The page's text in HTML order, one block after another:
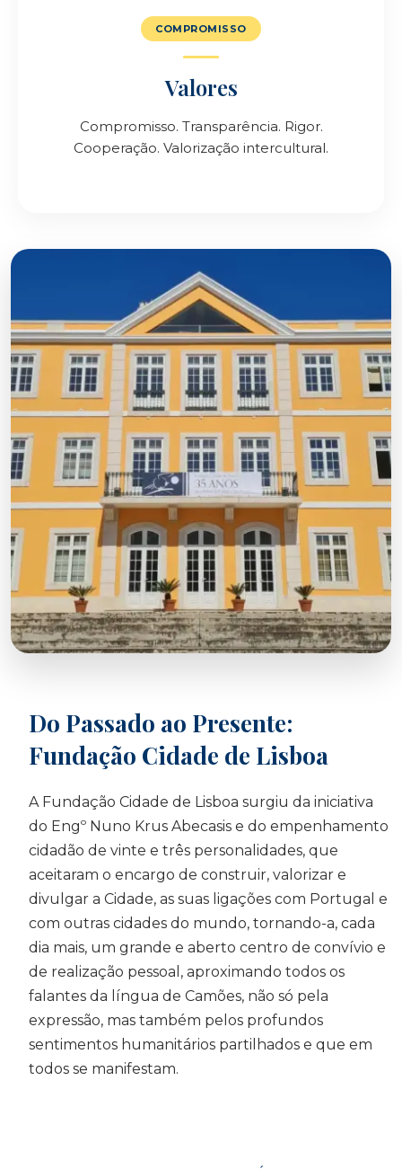
COMPROMISSO
Valores
Compromisso. Transparência. Rigor.
Cooperação. Valorização intercultural.
Do Passado ao Presente:
Fundação Cidade de Lisboa
A Fundação Cidade de Lisboa surgiu da iniciativa
do Engº Nuno Krus Abecasis e do empenhamento
cidadão de vinte e três personalidades, que
aceitaram o encargo de construir, valorizar e
divulgar a Cidade, as suas ligações com Portugal e
com outras cidades do mundo, tornando-a, cada
dia mais, um grande e aberto centro de convívio e
de realização pessoal, aproximando todos os
falantes da língua de Camões, não só pela
expressão, mas também pelos profundos
sentimentos humanitários partilhados e que em
todos se manifestam.